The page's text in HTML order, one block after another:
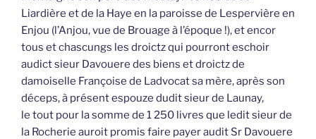
Liardière et de la Haye en la paroisse de Lespervière en
Enjou (l’Anjou, vue de Brouage à l’époque !), et encor
tous et chascungs les droictz qui pourront eschoir
audict sieur Davouere des biens et droictz de
damoiselle Françoise de Ladvocat sa mère, après son
déceps, à présent espouze dudit sieur de Launay,
le tout pour la somme de 1 250 livres que ledit sieur de
la Rocherie auroit promis faire payer audit Sr Davouere